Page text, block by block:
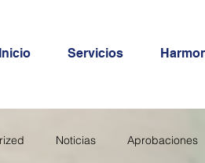
Inicio Servicios
Noticias Aprobaciones